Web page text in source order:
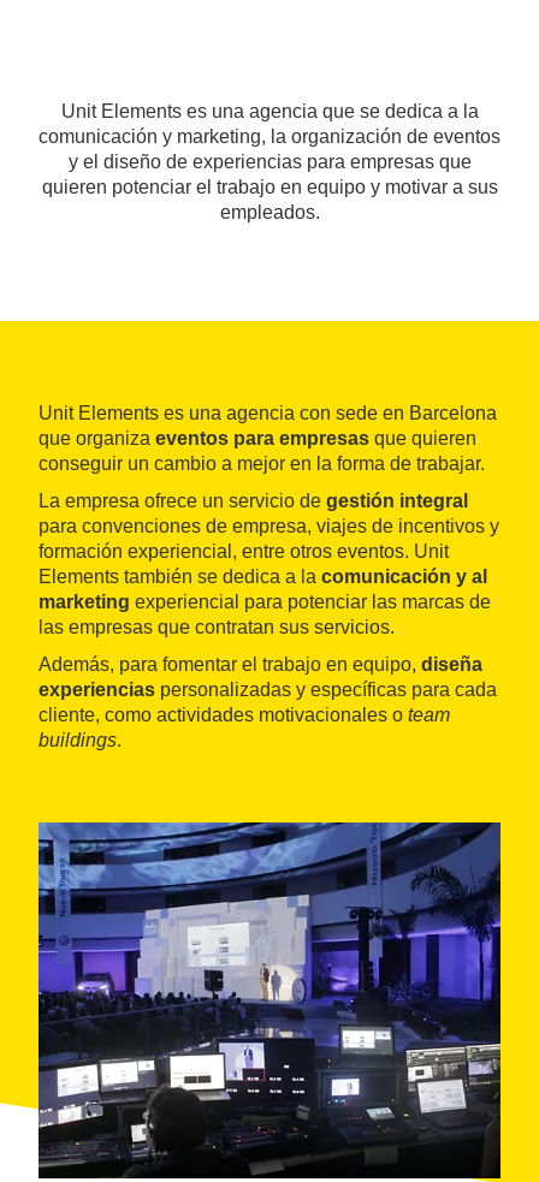
Unit Elements es una agencia que se dedica a la
comunicación y marketing, la organización de eventos
y el diseño de experiencias para empresas que
quieren potenciar el trabajo en equipo y motivar a sus
empleados.
Unit Elements es una agencia con sede en Barcelona
que organiza eventos para empresas que quieren
conseguir un cambio a mejor en la forma de trabajar.
La empresa ofrece un servicio de gestión integral
para convenciones de empresa, viajes de incentivos y
formación experiencial, entre otros eventos. Unit
Elements también se dedica a la comunicación y al
marketing experiencial para potenciar las marcas de
las empresas que contratan sus servicios.
Además, para fomentar el trabajo en equipo, diseña
experiencias personalizadas y específicas para cada
cliente, como actividades motivacionales o team
buildings.